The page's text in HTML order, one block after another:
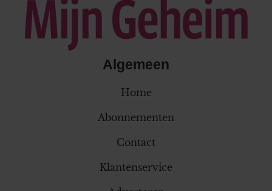
Algemeen
Home
Abonnementen
Contact
Klantenservice